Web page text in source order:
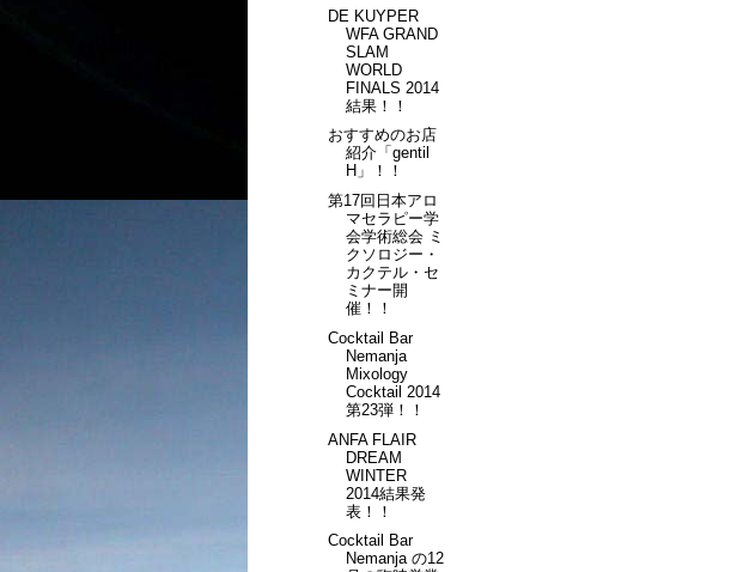
DE KUYPER
WFA GRAND
SLAM
WORLD
FINALS 2014
結果！！
おすすめのお店
紹介「gentil
H」！！
第17回日本アロ
マセラピー学
会学術総会 ミ
クソロジー・
カクテル・セ
ミナー開
催！！
Cocktail Bar
Nemanja
Mixology
Cocktail 2014
第23弾！！
ANFA FLAIR
DREAM
WINTER
2014結果発
表！！
Cocktail Bar
Nemanja の12